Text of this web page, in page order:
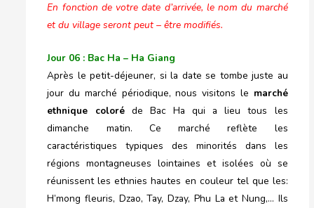
En fonction de votre date d’arrivée, le nom du marché
et du village seront peut – être modifiés.
Jour 06 : Bac Ha – Ha Giang
Après le petit-déjeuner, si la date se tombe juste au
jour du marché périodique, nous visitons le marché
ethnique coloréde Bac Ha qui a lieu tous les
dimanche matin. Ce marché reflète les
caractéristiques typiques des minorités dans les
régions montagneuses lointaines et isolées où se
réunissent les ethnies hautes en couleur tel que les:
H’mong fleuris, Dzao, Tay, Dzay, Phu La et Nung,… Ils